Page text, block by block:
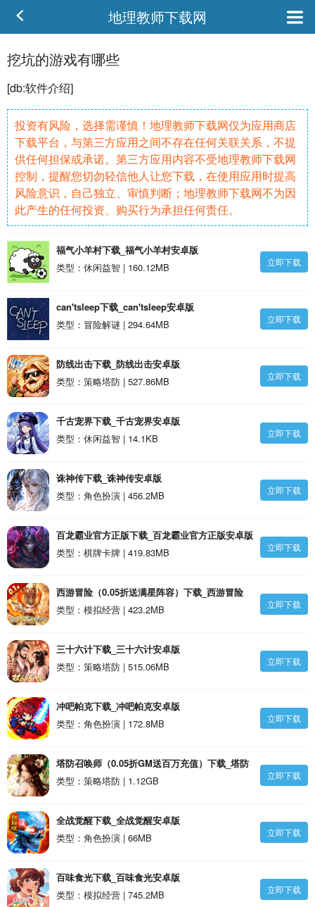
地理教师下载网
挖坑的游戏有哪些
[db:软件介绍]
投资有风险，选择需谨慎！地理教师下载网仅为应用商店
下载平台，与第三方应用之间不存在任何关联关系，不提
供任何担保或承诺。第三方应用内容不受地理教师下载网
控制，提醒您切勿轻信他人让您下载，在使用应用时提高
风险意识，自己独立、审慎判断；地理教师下载网不为因
此产生的任何投资、购买行为承担任何责任。
福气小羊村下载_福气小羊村安卓版
类型：休闲益智 | 160.12MB
立即下载
can'tsleep下载_can'tsleep安卓版
类型：冒险解谜 | 294.64MB
立即下载
防线出击下载_防线出击安卓版
类型：策略塔防 | 527.86MB
立即下载
千古宠界下载_千古宠界安卓版
类型：休闲益智 | 14.1KB
立即下载
诛神传下载_诛神传安卓版
类型：角色扮演 | 456.2MB
立即下载
百龙霸业官方正版下载_百龙霸业官方正版安卓版
类型：棋牌卡牌 | 419.83MB
立即下载
西游冒险（0.05折送满星阵容）下载_西游冒险
（0.05折送满星阵容）安卓版
类型：模拟经营 | 423.2MB 立即下载
三十六计下载_三十六计安卓版
类型：策略塔防 | 515.06MB
立即下载
冲吧帕克下载_冲吧帕克安卓版
类型：角色扮演 | 172.8MB
立即下载
塔防召唤师（0.05折GM送百万充值）下载_塔防
召唤师（0.05折GM送百万充值）安卓版
类型：策略塔防 | 1.12GB 立即下载
全战觉醒下载_全战觉醒安卓版
类型：角色扮演 | 66MB
立即下载
百味食光下载_百味食光安卓版
类型：模拟经营 | 745.2MB
立即下载